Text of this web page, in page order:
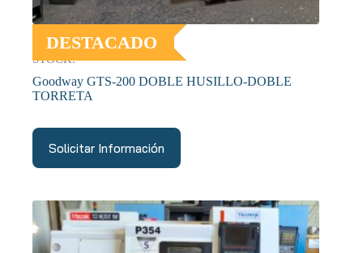
DESTACADO
STOCK:
Goodway GTS-200 DOBLE HUSILLO-DOBLE
TORRETA
Solicitar Información